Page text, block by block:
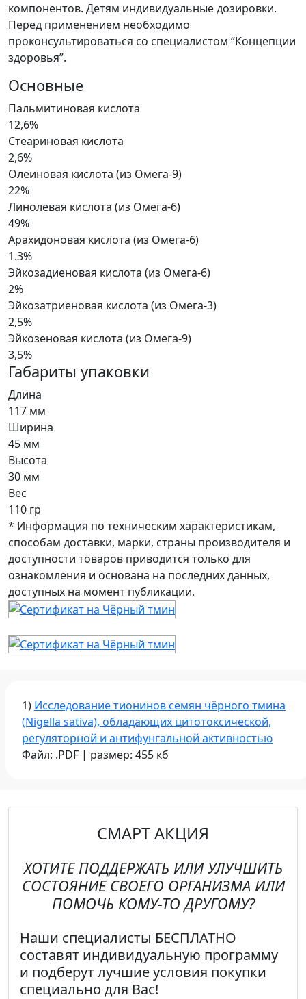
компонентов. Детям индивидуальные дозировки.
Перед применением необходимо
проконсультироваться со специалистом “Концепции
здоровья”.
Основные
Пальмитиновая кислота
12,6%
Стеариновая кислота
2,6%
Олеиновая кислота (из Омега-9)
22%
Линолевая кислота (из Омега-6)
49%
Арахидоновая кислота (из Омега-6)
1.3%
Эйкозадиеновая кислота (из Омега-6)
2%
Эйкозатриеновая кислота (из Омега-3)
2,5%
Эйкозеновая кислота (из Омега-9)
3,5%
Габариты упаковки
Длина
117 мм
Ширина
45 мм
Высота
30 мм
Вес
110 гр
* Информация по техническим характеристикам,
способам доставки, марки, страны производителя и
доступности товаров приводится только для
ознакомления и основана на последних данных,
доступных на момент публикации.
1) Исследование тионинов семян чёрного тмина
(Nigella sativa), обладающих цитотоксической,
регуляторной и антифунгальной активностью
Файл: .PDF | размер: 455 кб
СМАРТ АКЦИЯ
ХОТИТЕ ПОДДЕРЖАТЬ ИЛИ УЛУЧШИТЬ
СОСТОЯНИЕ СВОЕГО ОРГАНИЗМА ИЛИ
ПОМОЧЬ КОМУ-ТО ДРУГОМУ?
Наши специалисты БЕСПЛАТНО
составят индивидуальную программу
и подберут лучшие условия покупки
специально для Вас!